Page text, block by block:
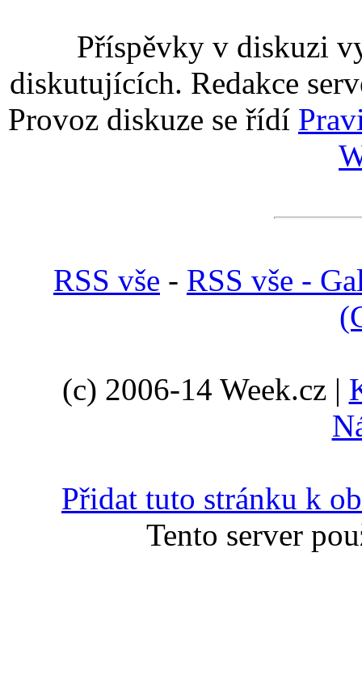
Příspěvky v diskuzi
diskutujících. Redakce
Provoz diskuze se řídí
RSS vše - RSS vše -
(c) 2006-14 Week.cz |
Přidat tuto stránku k
Tento server